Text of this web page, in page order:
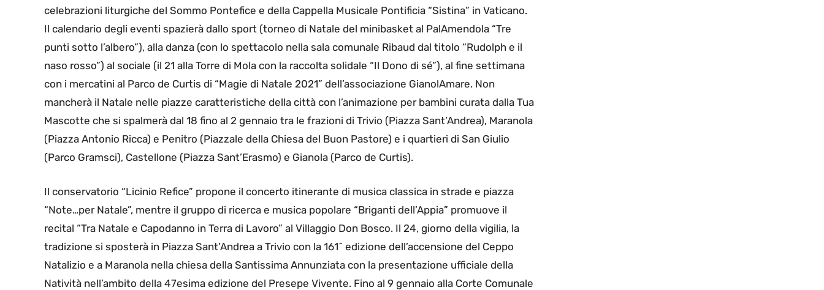
celebrazioni liturgiche del Sommo Pontefice e della Cappella Musicale Pontificia “Sistina” in Vaticano.
Il calendario degli eventi spazierà dallo sport (torneo di Natale del minibasket al PalAmendola “Tre
punti sotto l’albero”), alla danza (con lo spettacolo nella sala comunale Ribaud dal titolo “Rudolph e il
naso rosso”) al sociale (il 21 alla Torre di Mola con la raccolta solidale “Il Dono di sé”), al fine settimana
con i mercatini al Parco de Curtis di “Magie di Natale 2021” dell’associazione GianolAmare. Non
mancherà il Natale nelle piazze caratteristiche della città con l’animazione per bambini curata dalla Tua
Mascotte che si spalmerà dal 18 fino al 2 gennaio tra le frazioni di Trivio (Piazza Sant’Andrea), Maranola
(Piazza Antonio Ricca) e Penitro (Piazzale della Chiesa del Buon Pastore) e i quartieri di San Giulio
(Parco Gramsci), Castellone (Piazza Sant’Erasmo) e Gianola (Parco de Curtis).
Il conservatorio “Licinio Refice” propone il concerto itinerante di musica classica in strade e piazza
“Note…per Natale”, mentre il gruppo di ricerca e musica popolare “Briganti dell’Appia” promuove il
recital “Tra Natale e Capodanno in Terra di Lavoro” al Villaggio Don Bosco. Il 24, giorno della vigilia, la
tradizione si sposterà in Piazza Sant’Andrea a Trivio con la 161^ edizione dell’accensione del Ceppo
Natalizio e a Maranola nella chiesa della Santissima Annunziata con la presentazione ufficiale della
Natività nell’ambito della 47esima edizione del Presepe Vivente. Fino al 9 gennaio alla Corte Comunale